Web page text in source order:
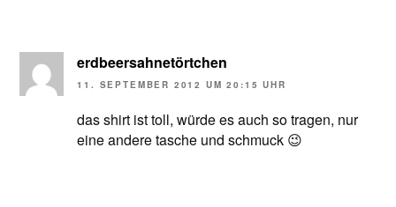
erdbeersahnetörtchen
11. SEPTEMBER 2012 UM 20:15 UHR
das shirt ist toll, würde es auch so tragen, nur
eine andere tasche und schmuck 😉